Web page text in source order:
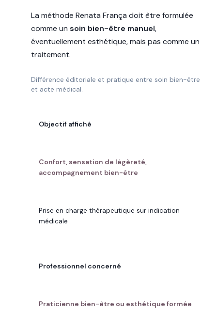
La méthode Renata França doit être formulée
comme un soin bien-être manuel,
éventuellement esthétique, mais pas comme un
traitement.
Différence éditoriale et pratique entre soin bien-être
et acte médical.
Objectif affiché
Confort, sensation de légèreté,
accompagnement bien-être
Prise en charge thérapeutique sur indication
médicale
Professionnel concerné
Praticienne bien-être ou esthétique formée